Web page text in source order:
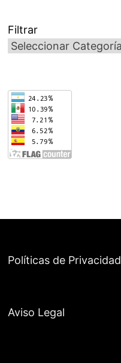
Filtrar
Políticas de Privacidad
Aviso Legal